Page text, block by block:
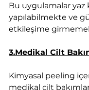
Bu uygulamalar yaz
yapılabilmekte ve
etkileşime
3.Medikal Cilt
Kimyasal peeling
medikal cilt